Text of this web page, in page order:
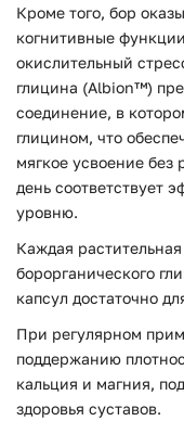
Кроме того, бор
когнитивные
окислительный
глицина (Albion™)
соединение, в
глицином, что
мягкое усвоение
день соответствует
уровню.
Каждая
борорганического
капсул достаточно
При регулярном
поддержанию
кальция и магния,
здоровья суставов.